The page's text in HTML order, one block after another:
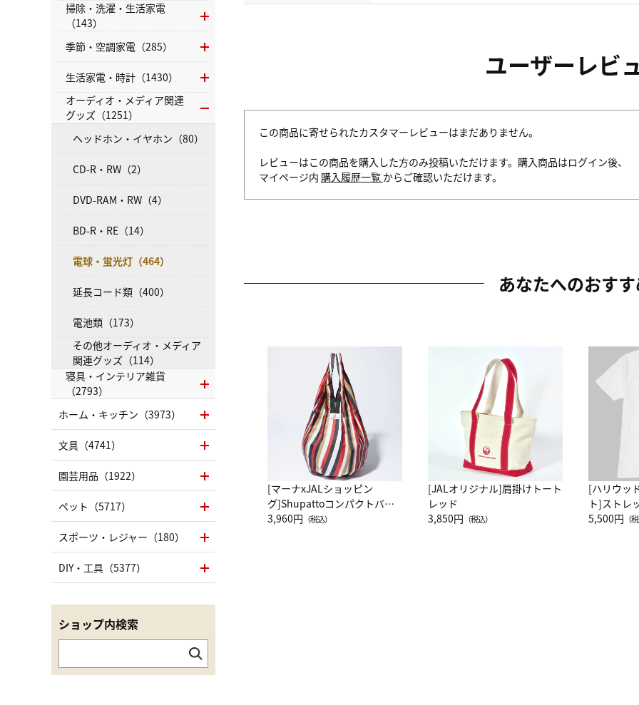
ユーザーレビ
この商品に寄せられたカスタマーレビューはまだありません。
レビューはこの商品を購入した方のみ投稿いただけます。購入商品はログイン後、
マイページ内 購入履歴一覧 からご確認いただけます。
あなたへのおす
[マーナxJALショッピン
グ]Shupattoコンパクトバッ
グ Drop JAL客室乗務員
3,960円 （税込）
[JALオリジナル]肩掛けトート
レッド
3,850円 （税込）
[ハリウッ
ト]ストレ
ーネック
5,500円 （
掃除・洗濯・生活家電
（143）
季節・空調家電（285）
生活家電・時計（1430）
オーディオ・メディア関連
グッズ（1251）
ヘッドホン・イヤホン（80）
CD-R・RW（2）
DVD-RAM・RW（4）
BD-R・RE（14）
電球・蛍光灯（464）
延長コード類（400）
電池類（173）
その他オーディオ・メディア
関連グッズ（114）
寝具・インテリア雑貨
（2793）
ホーム・キッチン（3973）
文具（4741）
園芸用品（1922）
ペット（5717）
スポーツ・レジャー（180）
DIY・工具（5377）
ショップ内検索